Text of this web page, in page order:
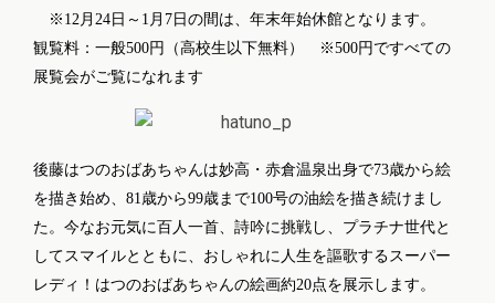
※12月24日～1月7日の間は、年末年始休館となります。
観覧料：一般500円（高校生以下無料） ※500円ですべての
展覧会がご覧になれます
後藤はつのおばあちゃんは妙高・赤倉温泉出身で73歳から絵
を描き始め、81歳から99歳まで100号の油絵を描き続けまし
た。今なお元気に百人一首、詩吟に挑戦し、プラチナ世代と
してスマイルとともに、おしゃれに人生を謳歌するスーパー
レディ！はつのおばあちゃんの絵画約20点を展示します。